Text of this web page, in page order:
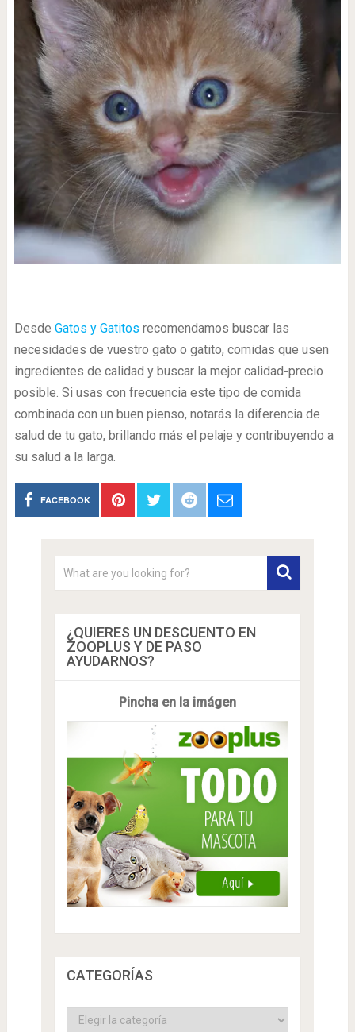
Desde Gatos y Gatitos recomendamos buscar las
necesidades de vuestro gato o gatito, comidas que usen
ingredientes de calidad y buscar la mejor calidad-precio
posible. Si usas con frecuencia este tipo de comida
combinada con un buen pienso, notarás la diferencia de
salud de tu gato, brillando más el pelaje y contribuyendo a
su salud a la larga.
FACEBOOK
¿QUIERES UN DESCUENTO EN
ZOOPLUS Y DE PASO
AYUDARNOS?
Pincha en la imágen
CATEGORÍAS
Categorías